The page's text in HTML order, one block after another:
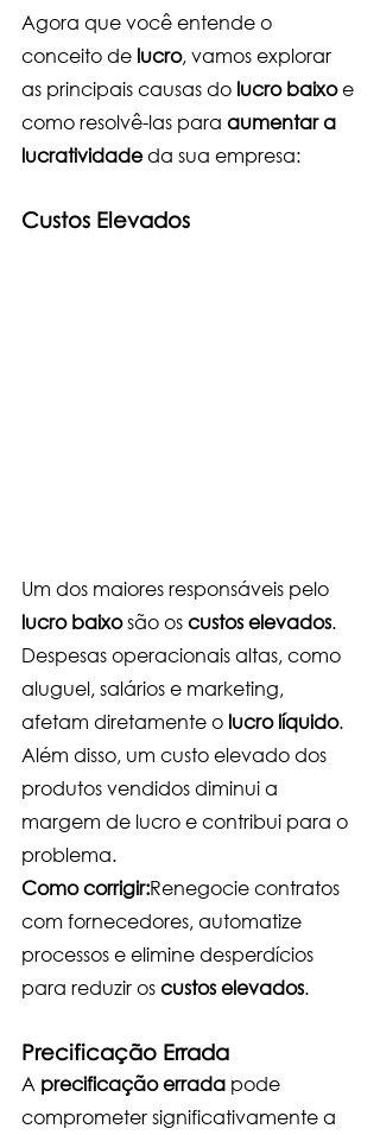
Agora que você entende o
conceito de lucro, vamos explorar
as principais causas do lucro baixo e
como resolvê-las para aumentar a
lucratividade da sua empresa:
Custos Elevados
Um dos maiores responsáveis pelo
lucro baixo são os custos elevados.
Despesas operacionais altas, como
aluguel, salários e marketing,
afetam diretamente o lucro líquido.
Além disso, um custo elevado dos
produtos vendidos diminui a
margem de lucro e contribui para o
problema.
Como corrigir:Renegocie contratos
com fornecedores, automatize
processos e elimine desperdícios
para reduzir os custos elevados.
Precificação Errada
A precificação errada pode
comprometer significativamente a